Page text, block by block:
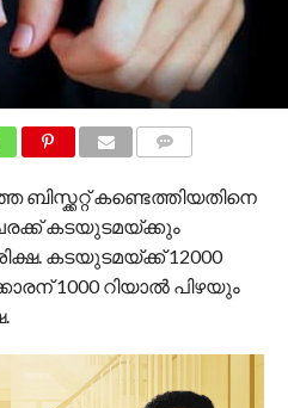
കണ്ടെത്തിയതിനെ
കടയുടമയ്ക്കും
കടയുടമയ്ക്ക് 12000
1000 റിയാൽ പിഴയും